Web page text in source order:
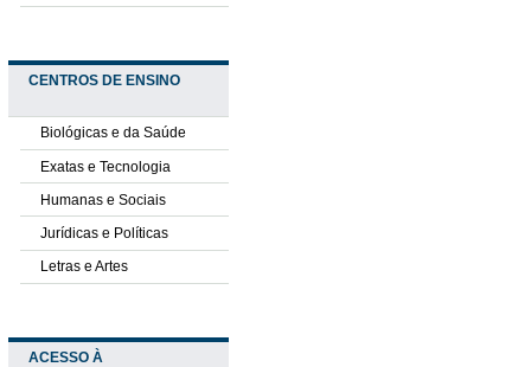
CENTROS DE ENSINO
Biológicas e da Saúde
Exatas e Tecnologia
Humanas e Sociais
Jurídicas e Políticas
Letras e Artes
ACESSO À